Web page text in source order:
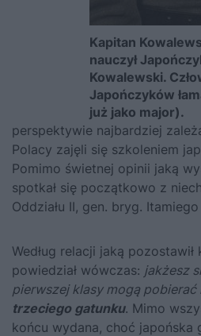
Kapitan
nauczył
Kowalewski.
Japończyków
już jako major).
perspektywie najbardziej
Polacy zajęli się szkoleniem
Pomimo świetnej opinii jaką
spotkał się początkowo z
Oddziału II, gen. bryg.
Według relacji jaką
powiedział wówczas: jakżesz
pierwszej klasy mogą pobierać
trzeciego gatunku. Mimo
końcu wydana, choć japońska